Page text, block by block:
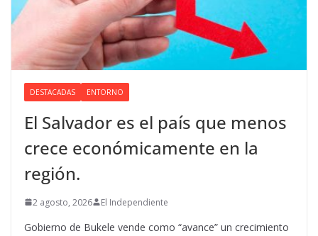
DESTACADAS ENTORNO
El Salvador es el país que menos
crece económicamente en la
región.
2 agosto, 2026 El Independiente
Gobierno de Bukele vende como “avance” un crecimiento